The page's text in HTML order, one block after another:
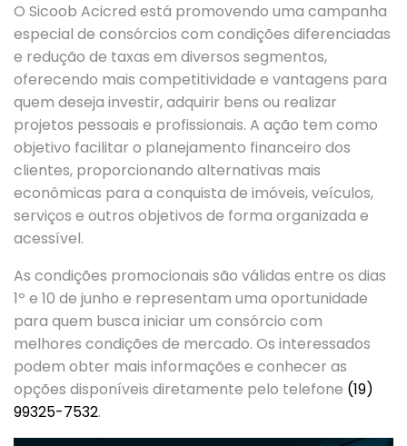
O Sicoob Acicred está promovendo uma campanha
especial de consórcios com condições diferenciadas
e redução de taxas em diversos segmentos,
oferecendo mais competitividade e vantagens para
quem deseja investir, adquirir bens ou realizar
projetos pessoais e profissionais. A ação tem como
objetivo facilitar o planejamento financeiro dos
clientes, proporcionando alternativas mais
econômicas para a conquista de imóveis, veículos,
serviços e outros objetivos de forma organizada e
acessível.
As condições promocionais são válidas entre os dias
1º e 10 de junho e representam uma oportunidade
para quem busca iniciar um consórcio com
melhores condições de mercado. Os interessados
podem obter mais informações e conhecer as
opções disponíveis diretamente pelo telefone (19)
99325-7532.